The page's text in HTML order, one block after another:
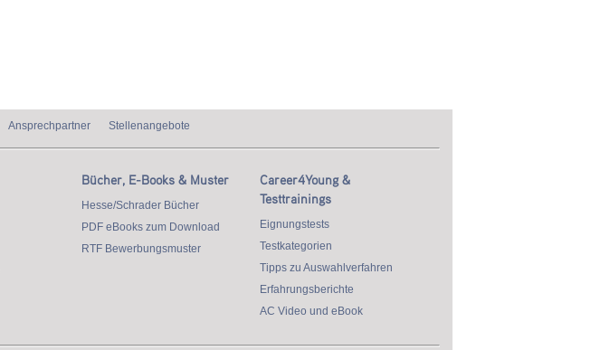
Ansprechpartner Stellenangebote
Bücher, E-Books & Muster
Hesse/Schrader Bücher
PDF eBooks zum Download
RTF Bewerbungsmuster
Career4Young &
Testtrainings
Eignungstests
Testkategorien
Tipps zu Auswahlverfahren
Erfahrungsberichte
AC Video und eBook